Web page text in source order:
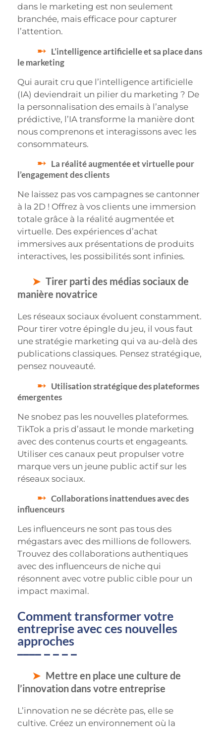
dans le marketing est non seulement
branchée, mais efficace pour capturer
l’attention.
L’intelligence artificielle et sa place dans
le marketing
Qui aurait cru que l’intelligence artificielle
(IA) deviendrait un pilier du marketing ? De
la personnalisation des emails à l’analyse
prédictive, l’IA transforme la manière dont
nous comprenons et interagissons avec les
consommateurs.
La réalité augmentée et virtuelle pour
l’engagement des clients
Ne laissez pas vos campagnes se cantonner
à la 2D ! Offrez à vos clients une immersion
totale grâce à la réalité augmentée et
virtuelle. Des expériences d’achat
immersives aux présentations de produits
interactives, les possibilités sont infinies.
Tirer parti des médias sociaux de
manière novatrice
Les réseaux sociaux évoluent constamment.
Pour tirer votre épingle du jeu, il vous faut
une stratégie marketing qui va au-delà des
publications classiques. Pensez stratégique,
pensez nouveauté.
Utilisation stratégique des plateformes
émergentes
Ne snobez pas les nouvelles plateformes.
TikTok a pris d’assaut le monde marketing
avec des contenus courts et engageants.
Utiliser ces canaux peut propulser votre
marque vers un jeune public actif sur les
réseaux sociaux.
Collaborations inattendues avec des
influenceurs
Les influenceurs ne sont pas tous des
mégastars avec des millions de followers.
Trouvez des collaborations authentiques
avec des influenceurs de niche qui
résonnent avec votre public cible pour un
impact maximal.
Comment transformer votre
entreprise avec ces nouvelles
approches
Mettre en place une culture de
l’innovation dans votre entreprise
L’innovation ne se décrète pas, elle se
cultive. Créez un environnement où la